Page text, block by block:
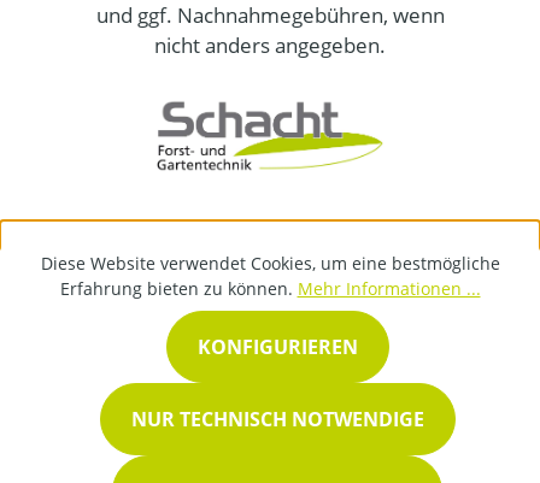
und ggf. Nachnahmegebühren, wenn
nicht anders angegeben.
Diese Website verwendet Cookies, um eine bestmögliche
Erfahrung bieten zu können. Mehr Informationen ...
NUR TECHNISCH NOTWENDIGE
KONFIGURIEREN